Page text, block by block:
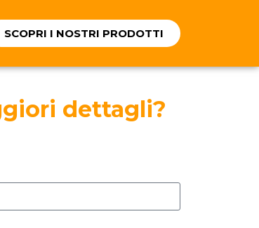
SCOPRI I NOSTRI PRODOTTI
dettagli?